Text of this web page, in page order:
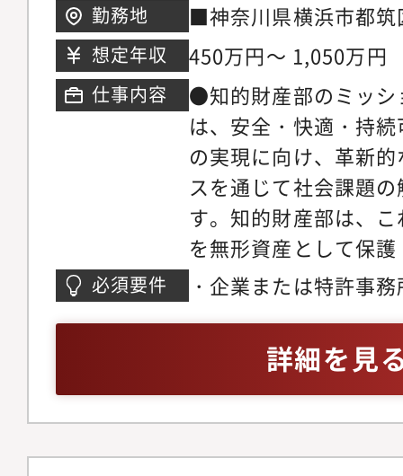
のステークホルダー
て、幅広い人脈形成
ケーション能力・交
できる●職場の雰囲
くフラットに議論・
組織です・それそれ
異なるメンバーです
シナジー効果を出し
切磋琢磨する職場で
業務を進め、必要に
務スタイルです●キャ
応じて、知財業務の
財を通じて事業成長
進(1) 自社特許の活用
ス交渉の推進（戦略
(2) 権利侵害主張や特
争対応（他社特許評
策の検討、対応方針
結）●この仕事を通
層や事業部門と密に
思決定に関与し、事
る・知財・技術に関
略立案から実行まで
SDV化が進む自動車
化する知財交渉・係
な実務対応経験を積
社内外ステークホル
ルとの連携・協働・
勤務地
■神奈川県横浜市都
阪府守口市八雲東町1
想定年収 450万円～ 1,050万円
仕事内容
●知的財産部のミッシ
は、安全・快適・持
の実現に向け、革新
スを通じて社会課題
す。知的財産部は、
を無形資産として保
の強化と企業価値の
いて、産業財産権に
基盤づくりと推進を
まずは、知財管理シ
づいた正確かつ確実
財業務全体を下支え
必須要件
・企業または特許事
外との円滑なコミュ
プロセスのDX化や、
詳細を見